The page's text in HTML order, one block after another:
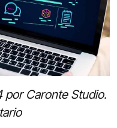
porCaronte Studio.